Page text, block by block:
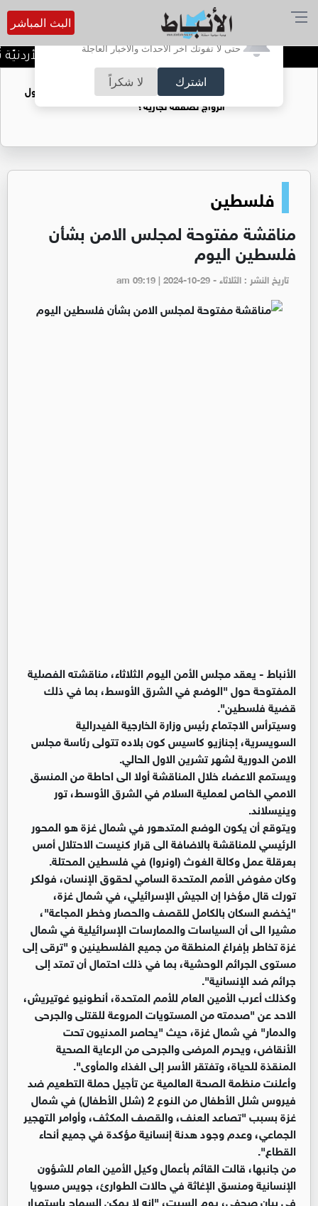
أترغب في تفعيل الإشعارات؟
حتى لا تفوتك آخر الأحداث والأخبار العاجلة
اشترك لا شكراً
البث المباشر
كلّيّة الحقوق في الجامعة الأردنيّة تُواصل
فتيات يستغللنه لتحقيق مكاسب مادية.. هل تحول
الزواج لصفقة تجارية؟
فلسطين
مناقشة مفتوحة لمجلس الامن بشأن
فلسطين اليوم
تاريخ النشر : الثلاثاء - am 09:19 | 2024-10-29
الأنباط -يعقد مجلس الأمن اليوم الثلاثاء، مناقشته الفصلية
المفتوحة حول "الوضع في الشرق الأوسط، بما في ذلك
قضية فلسطين".
وسيترأس الاجتماع رئيس وزارة الخارجية الفيدرالية
السويسرية، إجنازيو كاسيس كون بلاده تتولى رئاسة مجلس
الامن الدورية لشهر تشرين الاول الحالي.
ويستمع الاعضاء خلال المناقشة أولا الى احاطة من المنسق
الاممي الخاص لعملية السلام في الشرق الأوسط، تور
وينيسلاند.
ويتوقع أن يكون الوضع المتدهور في شمال غزة هو المحور
الرئيسي للمناقشة بالاضافة الى قرار كنيست الاحتلال أمس
بعرقلة عمل وكالة الغوث (اونروا) في فلسطين المحتلة.
وكان مفوض الأمم المتحدة السامي لحقوق الإنسان، فولكر
تورك قال مؤخرا إن الجيش الإسرائيلي، في شمال غزة،
"يُخضع السكان بالكامل للقصف والحصار وخطر المجاعة"،
مشيرا الى أن السياسات والممارسات الإسرائيلية في شمال
غزة تخاطر بإفراغ المنطقة من جميع الفلسطينين و "ترقى إلى
مستوى الجرائم الوحشية، بما في ذلك احتمال أن تمتد إلى
جرائم ضد الإنسانية".
وكذلك أعرب الأمين العام للأمم المتحدة، أنطونيو غوتيريش،
الاحد عن "صدمته من المستويات المروعة للقتلى والجرحى
والدمار" في شمال غزة، حيث "يحاصر المدنيون تحت
الأنقاض، ويحرم المرضى والجرحى من الرعاية الصحية
المنقذة للحياة، وتفتقر الأسر إلى الغذاء والمأوى".
وأعلنت منظمة الصحة العالمية عن تأجيل حملة التطعيم ضد
فيروس شلل الأطفال من النوع 2 (شلل الأطفال) في شمال
غزة بسبب "تصاعد العنف، والقصف المكثف، وأوامر التهجير
الجماعي، وعدم وجود هدنة إنسانية مؤكدة في جميع أنحاء
القطاع".
من جانبها، قالت القائم بأعمال وكيل الأمين العام للشؤون
الإنسانية ومنسق الإغاثة في حالات الطوارئ، جويس مسويا
في بيان صحفي، يوم السبت، "انه لا يمكن السماح باستمرار